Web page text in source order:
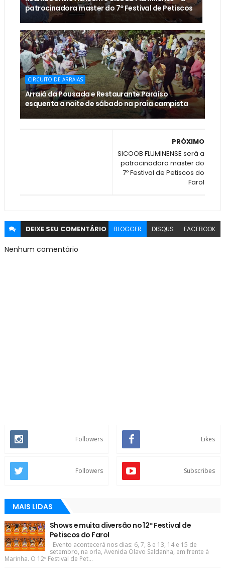
patrocinadora master do 7º Festival de Petiscos
CIRCUITO DE ARRAIAS
Arraiá da Pousada e Restaurante Paraíso
esquenta a noite de sábado na praia campista
PRÓXIMO
SICOOB FLUMINENSE será a
patrocinadora master do
7º Festival de Petiscos do
Farol
DEIXE SEU COMENTÁRIO BLOGGER DISQUS FACEBOOK
Nenhum comentário
Followers Likes
Followers Subscribes
MAIS LIDAS
Shows e muita diversão no 12º Festival de
Petiscos do Farol
Evento acontecerá nos dias: 6, 7, 8 e 13, 14 e 15 de
setembro, na orla, Avenida Olavo Saldanha, em frente à
Marinha. O 12º Festival de Pet...